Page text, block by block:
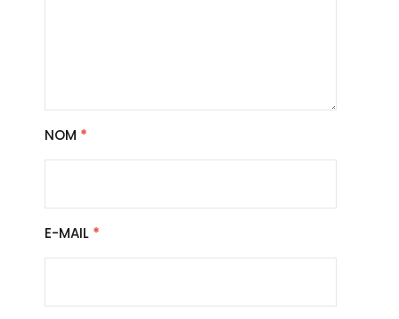
NOM *
E-MAIL *